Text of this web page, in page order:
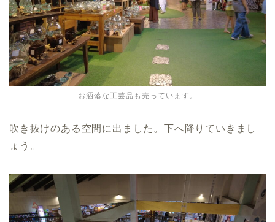
お洒落な工芸品も売っています。
吹き抜けのある空間に出ました。下へ降りていきまし
ょう。